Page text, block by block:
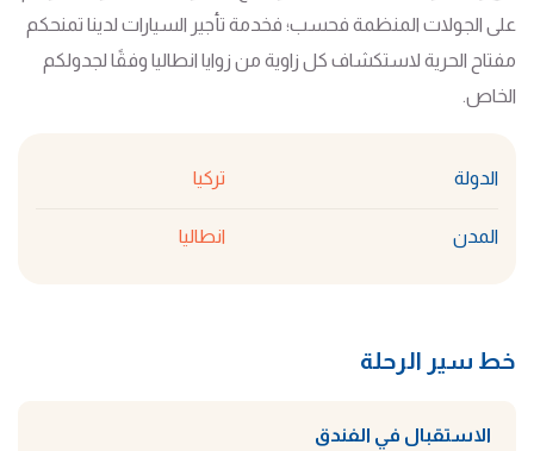
على الجولات المنظمة فحسب؛ فخدمة تأجير السيارات لدينا تمنحكم
مفتاح الحرية لاستكشاف كل زاوية من زوايا انطاليا وفقًا لجدولكم
الخاص.
الدولة تركيا
المدن انطاليا
خط سير الرحلة
الاستقبال في الفندق